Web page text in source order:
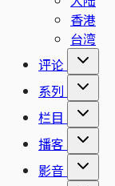
香港
台湾
评论
系列
栏目
播客
影音